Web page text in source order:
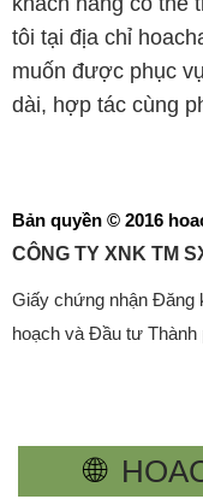
Bản quyền © 2016
CÔNG TY XNK TM
🌐